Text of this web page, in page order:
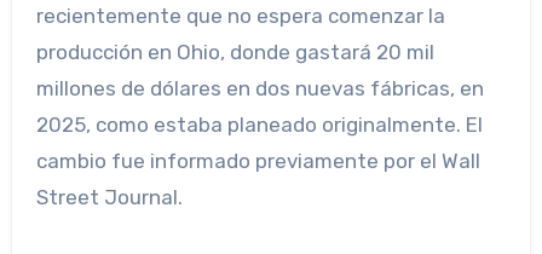
recientemente que no espera comenzar la
producción en Ohio, donde gastará 20 mil
millones de dólares en dos nuevas fábricas, en
2025, como estaba planeado originalmente. El
cambio fue informado previamente por el Wall
Street Journal.